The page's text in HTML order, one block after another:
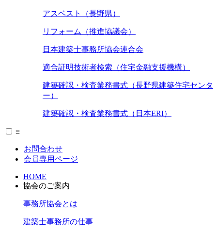
アスベスト（長野県）
リフォーム（推進協議会）
日本建築士事務所協会連合会
適合証明技術者検索（住宅金融支援機構）
建築確認・検査業務書式（長野県建築住宅センタ
ー）
建築確認・検査業務書式（日本ERI）
≡
お問合わせ
会員専用ページ
HOME
協会のご案内
事務所協会とは
建築士事務所の仕事